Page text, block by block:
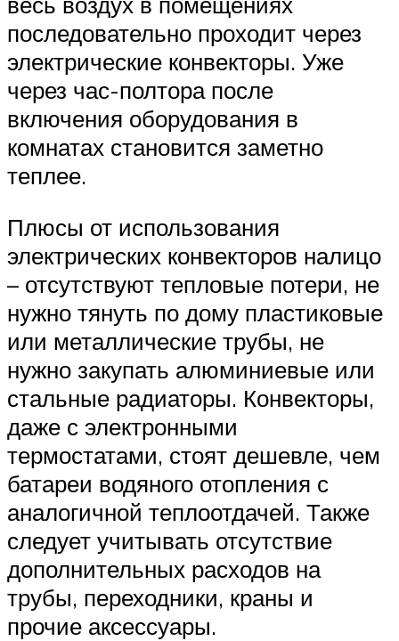
последовательно проходит через
электрические конвекторы. Уже
через час-полтора после
включения оборудования в
комнатах становится заметно
теплее.
Плюсы от использования
электрических конвекторов налицо
– отсутствуют тепловые потери, не
нужно тянуть по дому пластиковые
или металлические трубы, не
нужно закупать алюминиевые или
стальные радиаторы. Конвекторы,
даже с электронными
термостатами, стоят дешевле, чем
батареи водяного отопления с
аналогичной теплоотдачей. Также
следует учитывать отсутствие
дополнительных расходов на
трубы, переходники, краны и
прочие аксессуары.